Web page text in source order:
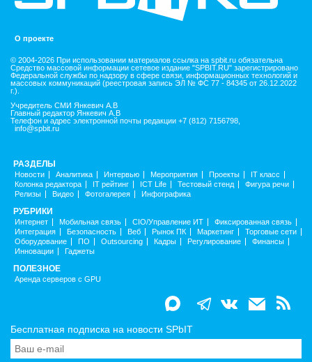
О проекте
© 2004-2026 При использовании материалов ссылка на spbit.ru обязательна
Средство массовой информации сетевое издание "SPBIT.RU" зарегистрировано
Федеральной службы по надзору в сфере связи, информационных технологий и
массовых коммуникаций (реестровая запись ЭЛ № ФС 77 - 84345 от 26.12.2022
г.).
Учредитель СМИ Янкевич А.В
Главный редактор Янкевич А.В
Телефон и адрес электронной почты редакции +7 (812) 7156798,
info@spbit.ru
РАЗДЕЛЫ
Новости Аналитика Интервью Мероприятия Проекты
IT класс
Колонка редактора
IT рейтинг ICT Life Тестовый стенд
Фигура речи
Релизы
Видео Фотогалерея Инфографика
РУБРИКИ
Интернет Мобильная связь CIO/Управление ИТ
Фиксированная связь
Интеграция
Безопасность Веб Рынок ПК Маркетинг
Торговые сети
Оборудование
ПО Outsourcing Кадры Регулирование
Финансы
Инновации
Гаджеты
ПОЛЕЗНОЕ
Аренда серверов с GPU
Бесплатная подписка на новости SPbIT